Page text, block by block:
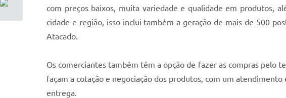
com preços baixos, muita variedade e qualidade em produtos,
cidade e região, isso inclui também a geração de mais de 500
Atacado.
Os comerciantes também têm a opção de fazer as compras pelo
façam a cotação e negociação dos produtos, com um
entrega.